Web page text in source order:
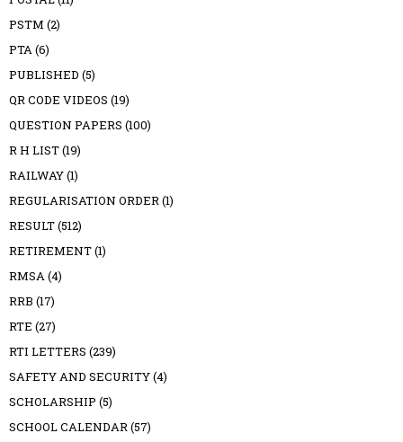
PSTM (2)
PTA(6)
PUBLISHED (5)
QR CODE VIDEOS (19)
QUESTION PAPERS (100)
R H LIST(19)
RAILWAY(1)
REGULARISATION ORDER(1)
RESULT(512)
RETIREMENT(1)
RMSA(4)
RRB (17)
RTE (27)
RTI LETTERS (239)
SAFETY AND SECURITY(4)
SCHOLARSHIP (5)
SCHOOL CALENDAR(57)